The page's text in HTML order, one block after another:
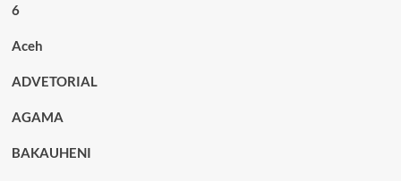
6
Aceh
ADVETORIAL
AGAMA
BAKAUHENI